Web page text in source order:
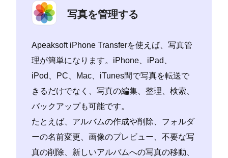
写真を管理する
Apeaksoft iPhone Transferを使えば、写真管
理が簡単になります。iPhone、iPad、
iPod、PC、Mac、iTunes間で写真を転送で
きるだけでなく、写真の編集、整理、検索、
バックアップも可能です。
たとえば、アルバムの作成や削除、フォルダ
ーの名前変更、画像のプレビュー、不要な写
真の削除、新しいアルバムへの写真の移動、